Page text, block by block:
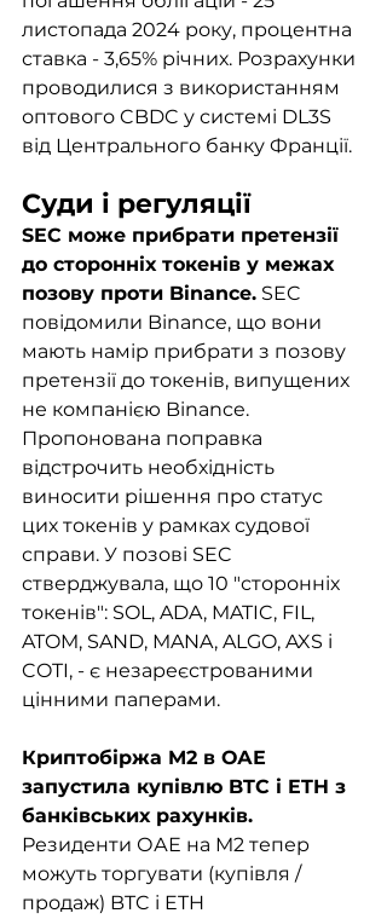
листопада 2024 року, процентна
ставка - 3,65% річних. Розрахунки
проводилися з використанням
оптового CBDC у системі DL3S
від Центрального банку Франції.
Суди і регуляції
SEC може прибрати претензії
до сторонніх токенів у межах
позову проти Binance. SEC
повідомили Binance, що вони
мають намір прибрати з позову
претензії до токенів, випущених
не компанією Binance.
Пропонована поправка
відстрочить необхідність
виносити рішення про статус
цих токенів у рамках судової
справи. У позові SEC
стверджувала, що 10 "сторонніх
токенів": SOL, ADA, MATIC, FIL,
ATOM, SAND, MANA, ALGO, AXS і
COTI, - є незареєстрованими
цінними паперами.
Криптобіржа M2 в ОАЕ
запустила купівлю BTC і ETH з
банківських рахунків.
Резиденти ОАЕ на M2 тепер
можуть торгувати (купівля /
продаж) BTC і ETH